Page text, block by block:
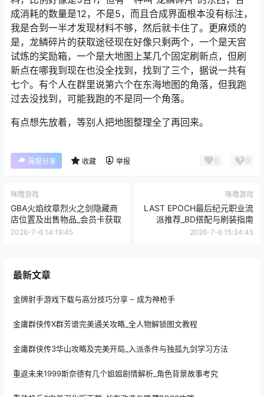
成消耗的数量是12，不是5，而且合成界面根本没有标注，
我是合到一半才发现材料不够，然后就卡住了。更麻烦的
是，龙鳞碎片的获取途径现在好像只剩两个，一个是天宫
试炼的奖励箱，一个是大地图上某几个固定刷新点，但刷
新点在哪我到现在也没全找到，找到了三个，据说一共有
七个。有个人在群里说第六个在东海地图的角落，但我跑
过去没找到，可能我跑的不是同一个角落。
有点想先放着，等别人把地图整理全了再回来。
海报分享 收藏 举报 0 0
咪噜游戏
GBA火焰纹章烈火之剑隐藏商
店位置及出售物品_会员卡获取
2026-7-6 14:19:45
咪噜游戏
LAST EPOCH最后纪元职业流
派推荐_BD搭配与刷装指南
2026-7-6 15:34:45
最新文章
金牌射手游戏下载与高分技巧分享 – 成为神枪手
金庸群侠传X群芳谱完美通关攻略_全人物解锁图文教程
金庸群侠传3华山攻略及完美开局_入派条件与独孤九剑学习方法
重返未来1999斯奈德有几个姐姐剧情解析_角色背景故事考究